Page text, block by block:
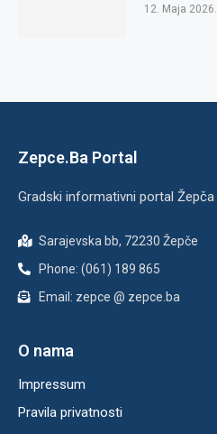
12. Maja 2026.
Zepce.Ba Portal
Gradski informativni portal Žepča
Sarajevska bb, 72230 Žepče
Phone: (061) 189 865
Email: zepce @ zepce.ba
O nama
Impressum
Pravila privatnosti